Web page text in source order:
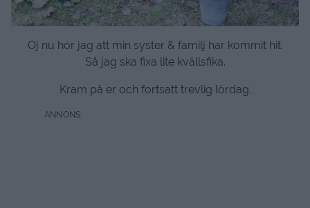
Oj nu hör jag att min syster & familj har kommit hit.
Så jag ska fixa lite kvällsfika.
Kram på er och fortsatt trevlig lördag.